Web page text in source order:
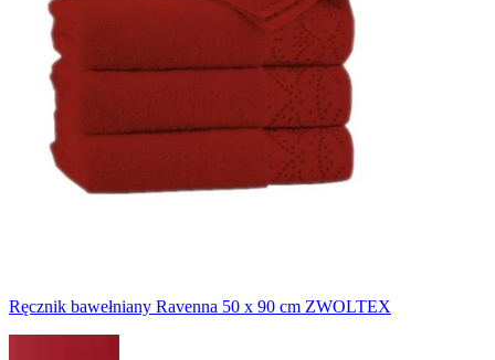
Ręcznik bawełniany Ravenna 50 x 90 cm ZWOLTEX